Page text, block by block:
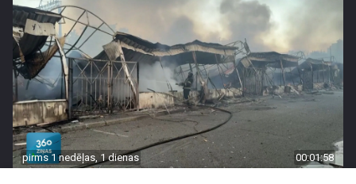
pirms 1 nedēļas, 1 dienas 00:01:58